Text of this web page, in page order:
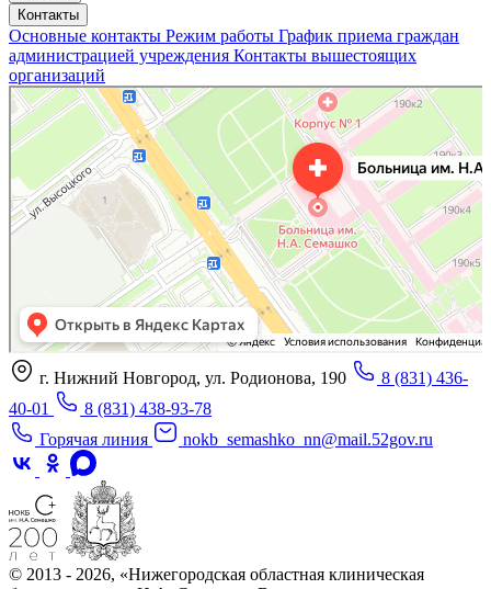
Контакты
Основные контакты Режим работы График приема граждан
администрацией учреждения Контакты вышестоящих
организаций
«Нижегородская областная клиническая больница имени Н.А. Семашко»
Отделение больницы, госпиталя в Нижнем Новгороде
Больница для взрослых в Нижнем Новгороде
г. Нижний Новгород, ул. Родионова, 190
8 (831) 436-
40-01
8 (831) 438-93-78
Горячая линия
nokb_semashko_nn@mail.52gov.ru
© 2013 - 2026, «Нижегородская областная клиническая